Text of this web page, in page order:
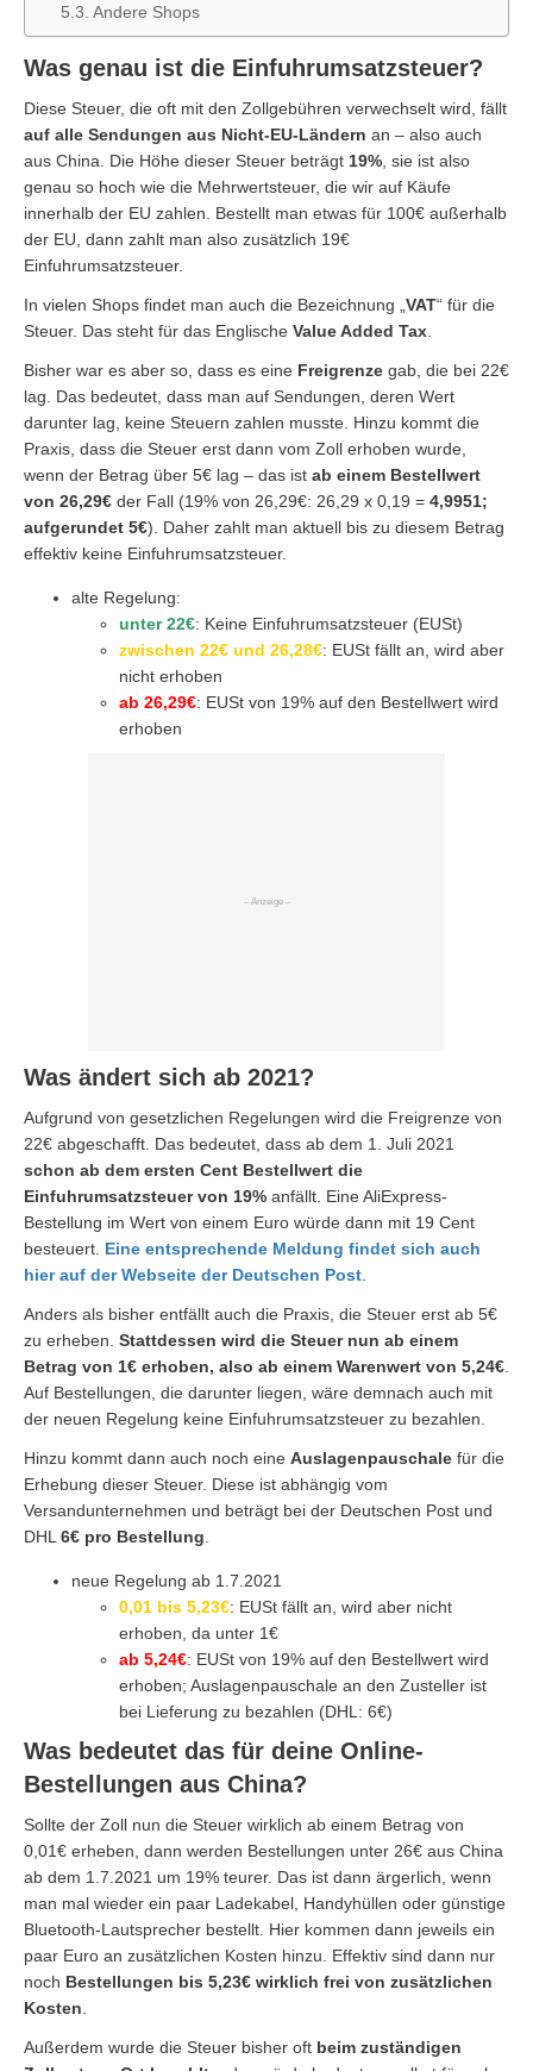
Andere Shops
Was genau ist die Einfuhrumsatzsteuer?
Diese Steuer, die oft mit den Zollgebühren verwechselt wird, fällt
auf alle Sendungen aus Nicht-EU-Ländern an – also auch
aus China. Die Höhe dieser Steuer beträgt 19%, sie ist also
genau so hoch wie die Mehrwertsteuer, die wir auf Käufe
innerhalb der EU zahlen. Bestellt man etwas für 100€ außerhalb
der EU, dann zahlt man also zusätzlich 19€
Einfuhrumsatzsteuer.
In vielen Shops findet man auch die Bezeichnung „VAT“ für die
Steuer. Das steht für das Englische Value Added Tax.
Bisher war es aber so, dass es eine Freigrenze gab, die bei 22€
lag. Das bedeutet, dass man auf Sendungen, deren Wert
darunter lag, keine Steuern zahlen musste. Hinzu kommt die
Praxis, dass die Steuer erst dann vom Zoll erhoben wurde,
wenn der Betrag über 5€ lag – das ist ab einem Bestellwert
von 26,29€ der Fall (19% von 26,29€: 26,29 x 0,19 = 4,9951;
aufgerundet 5€). Daher zahlt man aktuell bis zu diesem Betrag
effektiv keine Einfuhrumsatzsteuer.
alte Regelung:
unter 22€: Keine Einfuhrumsatzsteuer (EUSt)
zwischen 22€ und 26,28€: EUSt fällt an, wird aber
nicht erhoben
ab 26,29€: EUSt von 19% auf den Bestellwert wird
erhoben
Was ändert sich ab 2021?
Aufgrund von gesetzlichen Regelungen wird die Freigrenze von
22€ abgeschafft. Das bedeutet, dass ab dem 1. Juli 2021
schon ab dem ersten Cent Bestellwert die
Einfuhrumsatzsteuer von 19% anfällt. Eine AliExpress-
Bestellung im Wert von einem Euro würde dann mit 19 Cent
besteuert. Eine entsprechende Meldung findet sich auch
hier auf der Webseite der Deutschen Post.
Anders als bisher entfällt auch die Praxis, die Steuer erst ab 5€
zu erheben. Stattdessen wird die Steuer nun ab einem
Betrag von 1€ erhoben, also ab einem Warenwert von 5,24€.
Auf Bestellungen, die darunter liegen, wäre demnach auch mit
der neuen Regelung keine Einfuhrumsatzsteuer zu bezahlen.
Hinzu kommt dann auch noch eine Auslagenpauschale für die
Erhebung dieser Steuer. Diese ist abhängig vom
Versandunternehmen und beträgt bei der Deutschen Post und
DHL6€ pro Bestellung.
neue Regelung ab 1.7.2021
0,01 bis 5,23€: EUSt fällt an, wird aber nicht
erhoben, da unter 1€
ab 5,24€: EUSt von 19% auf den Bestellwert wird
erhoben; Auslagenpauschale an den Zusteller ist
bei Lieferung zu bezahlen (DHL: 6€)
Was bedeutet das für deine Online-
Bestellungen aus China?
Sollte der Zoll nun die Steuer wirklich ab einem Betrag von
0,01€ erheben, dann werden Bestellungen unter 26€ aus China
ab dem 1.7.2021 um 19% teurer. Das ist dann ärgerlich, wenn
man mal wieder ein paar Ladekabel, Handyhüllen oder günstige
Bluetooth-Lautsprecher bestellt. Hier kommen dann jeweils ein
paar Euro an zusätzlichen Kosten hinzu. Effektiv sind dann nur
noch Bestellungen bis 5,23€ wirklich frei von zusätzlichen
Kosten.
Außerdem wurde die Steuer bisher oft beim zuständigen